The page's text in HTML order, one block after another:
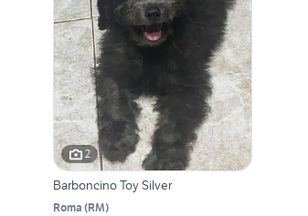
2
Barboncino Toy Silver
Roma (RM)